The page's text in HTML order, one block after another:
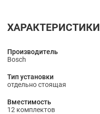
ХАРАКТЕРИСТИКИ
Производитель
Bosch
Тип установки
отдельно стоящая
Вместимость
12 комплектов